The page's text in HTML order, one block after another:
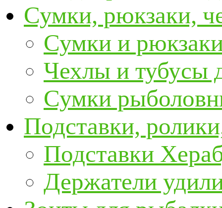
Сумки, рюкзаки,
Сумки и
Чехлы и тубусы
Сумки
Подставки,
Подставки
Держатели